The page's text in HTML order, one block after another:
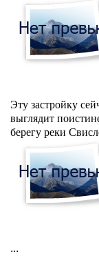
Эту застройку
выглядит
берегу реки
...